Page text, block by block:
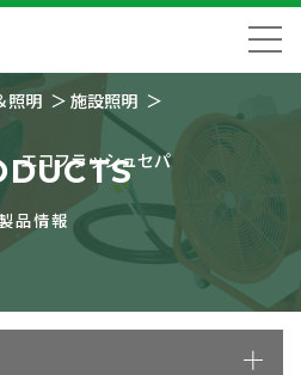
照明
施設照明
エコフラッシュセパ
品情報